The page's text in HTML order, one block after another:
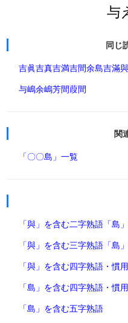
与
同じ
吉眞吉真吉満吉間余島吉滿
与嶋余嶋芳間葭間
関
「〇〇島」一覧
「與」を含む二字熟語 「島
「與」を含む三字熟語 「島
「與」を含む四字熟語・慣
「島」を含む四字熟語・慣
「島」を含む五字熟語